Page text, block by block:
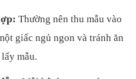
Thường nên thu mẫu vào
giấc ngủ ngon và tránh ăn
mẫu.